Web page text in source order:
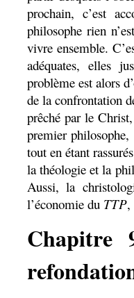
prochain, c’est
philosophe rien
vivre ensemble.
adéquates, elles
problème est alors
de la confrontation
prêché par le
premier
tout en étant
la théologie et la
Aussi, la
l’économie du TTP,